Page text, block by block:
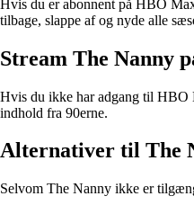
Hvis du er abonnent på HBO
tilbage, slappe af og nyde alle
Stream The Nanny
Hvis du ikke har adgang til HBO
indhold fra 90erne.
Alternativer til The
Selvom The Nanny ikke er